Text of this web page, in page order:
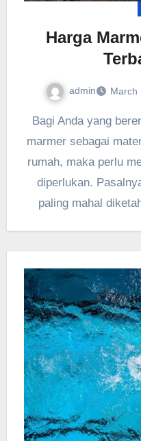
Harga
admin March
Bagi Anda yang berencana untuk menggunakan
marmer sebagai
rumah, maka perlu
diperlukan.
paling mahal